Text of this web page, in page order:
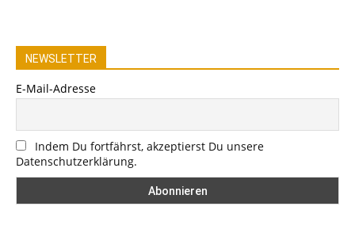
NEWSLETTER
E-Mail-Adresse
Indem Du fortfährst, akzeptierst Du unsere
Datenschutzerklärung.